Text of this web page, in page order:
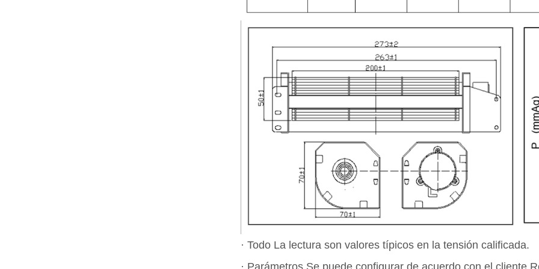
· Todo La lectura son valores típicos en la tensión calificada.
· Parámetros Se puede configurar de acuerdo con el cliente